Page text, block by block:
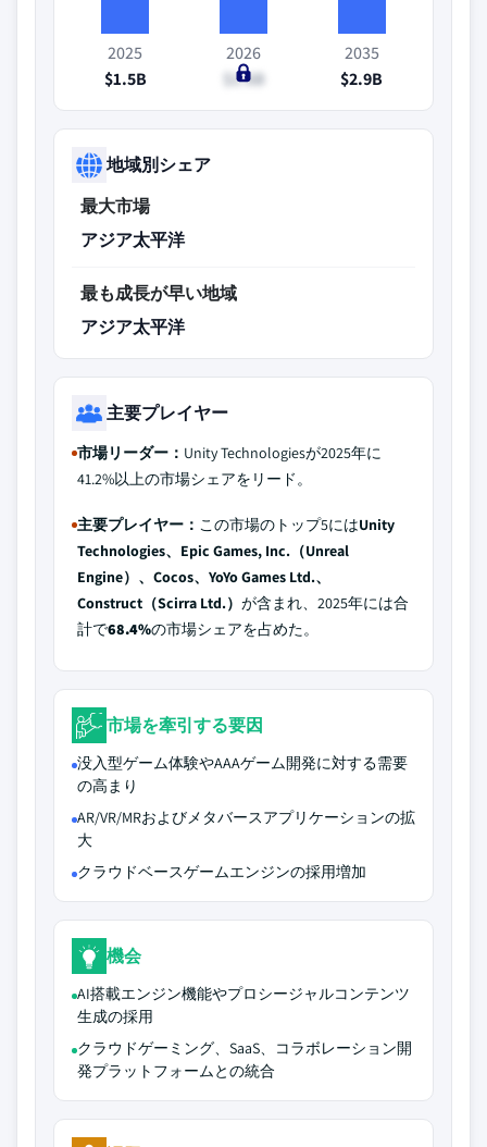
2025
$1.5B
2026
$1.6B
2035
$2.9B
地域別シェア
最大市場
アジア太平洋
最も成長が早い地域
アジア太平洋
主要プレイヤー
市場リーダー： Unity Technologiesが2025年に
41.2%以上の市場シェアをリード。
主要プレイヤー： この市場のトップ5にはUnity
Technologies、Epic Games, Inc.（Unreal
Engine）、Cocos、YoYo Games Ltd.、
Construct（Scirra Ltd.） が含まれ、2025年には合
計で68.4%の市場シェアを占めた。
市場を牽引する要因
没入型ゲーム体験やAAAゲーム開発に対する需要
の高まり
AR/VR/MRおよびメタバースアプリケーションの拡
大
クラウドベースゲームエンジンの採用増加
機会
AI搭載エンジン機能やプロシージャルコンテンツ
生成の採用
クラウドゲーミング、SaaS、コラボレーション開
発プラットフォームとの統合